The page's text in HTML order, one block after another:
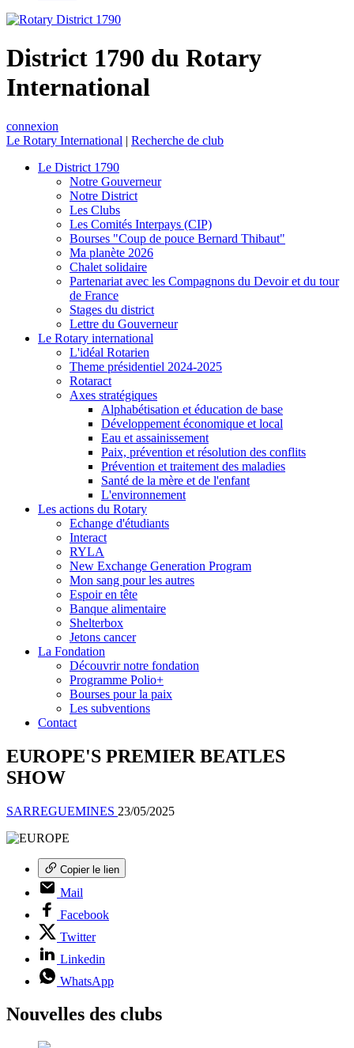
District 1790 du Rotary
International
connexion
Le Rotary International | Recherche de club
Le District 1790
Notre Gouverneur
Notre District
Les Clubs
Les Comités Interpays (CIP)
Bourses "Coup de pouce Bernard Thibaut"
Ma planète 2026
Chalet solidaire
Partenariat avec les Compagnons du Devoir et du tour
de France
Stages du district
Lettre du Gouverneur
Le Rotary international
L'idéal Rotarien
Theme présidentiel 2024-2025
Rotaract
Axes stratégiques
Alphabétisation et éducation de base
Développement économique et local
Eau et assainissement
Paix, prévention et résolution des conflits
Prévention et traitement des maladies
Santé de la mère et de l'enfant
L'environnement
Les actions du Rotary
Echange d'étudiants
Interact
RYLA
New Exchange Generation Program
Mon sang pour les autres
Espoir en tête
Banque alimentaire
Shelterbox
Jetons cancer
La Fondation
Découvrir notre fondation
Programme Polio+
Bourses pour la paix
Les subventions
Contact
EUROPE'S PREMIER BEATLES
SHOW
SARREGUEMINES 23/05/2025
Copier le lien
Mail
Facebook
Twitter
Linkedin
WhatsApp
Nouvelles des clubs